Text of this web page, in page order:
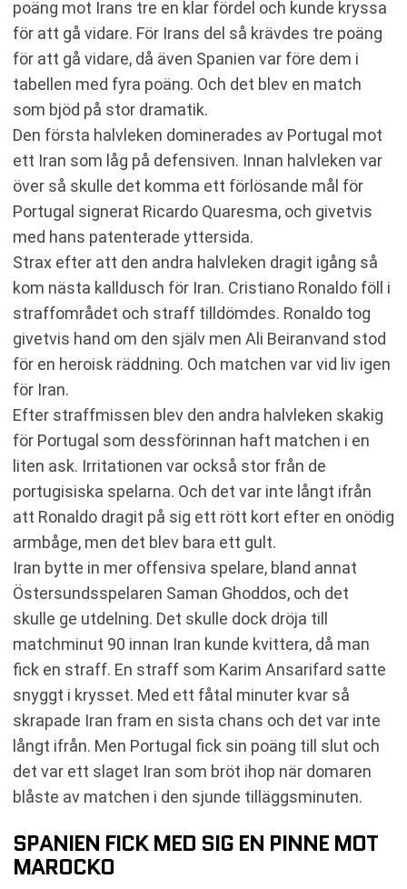
poäng mot Irans tre en klar fördel och kunde kryssa
för att gå vidare. För Irans del så krävdes tre poäng
för att gå vidare, då även Spanien var före dem i
tabellen med fyra poäng. Och det blev en match
som bjöd på stor dramatik.
Den första halvleken dominerades av Portugal mot
ett Iran som låg på defensiven. Innan halvleken var
över så skulle det komma ett förlösande mål för
Portugal signerat Ricardo Quaresma, och givetvis
med hans patenterade yttersida.
Strax efter att den andra halvleken dragit igång så
kom nästa kalldusch för Iran. Cristiano Ronaldo föll i
straffområdet och straff tilldömdes. Ronaldo tog
givetvis hand om den själv men Ali Beiranvand stod
för en heroisk räddning. Och matchen var vid liv igen
för Iran.
Efter straffmissen blev den andra halvleken skakig
för Portugal som dessförinnan haft matchen i en
liten ask. Irritationen var också stor från de
portugisiska spelarna. Och det var inte långt ifrån
att Ronaldo dragit på sig ett rött kort efter en onödig
armbåge, men det blev bara ett gult.
Iran bytte in mer offensiva spelare, bland annat
Östersundsspelaren Saman Ghoddos, och det
skulle ge utdelning. Det skulle dock dröja till
matchminut 90 innan Iran kunde kvittera, då man
fick en straff. En straff som Karim Ansarifard satte
snyggt i krysset. Med ett fåtal minuter kvar så
skrapade Iran fram en sista chans och det var inte
långt ifrån. Men Portugal fick sin poäng till slut och
det var ett slaget Iran som bröt ihop när domaren
blåste av matchen i den sjunde tilläggsminuten.
SPANIEN FICK MED SIG EN PINNE MOT
MAROCKO